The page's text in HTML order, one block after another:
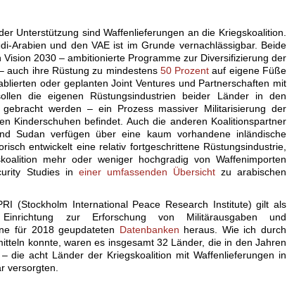
Unterstützung sind Waffenlieferungen an die Kriegskoalition.
Arabien und den VAE ist im Grunde vernachlässigbar. Beide
2030 – ambitionierte Programme zur Diversifizierung der
auch ihre Rüstung zu mindestens 50 Prozent auf eigene Füße
oder geplanten Joint Ventures und Partnerschaften mit
die eigenen Rüstungsindustrien beider Länder in den
werden – ein Prozess massiver Militarisierung der
Kinderschuhen befindet. Auch die anderen Koalitionspartner
Sudan verfügen über eine kaum vorhandene inländische
entwickelt eine relativ fortgeschrittene Rüstungsindustrie,
mehr oder weniger hochgradig von Waffenimporten
Studies in einer umfassenden Übersichtzu arabischen
(Stockholm International Peace Research Institute) gilt als
Einrichtung zur Erforschung von Militärausgaben und
für 2018 geupdateten Datenbanken heraus. Wie ich durch
konnte, waren es insgesamt 32 Länder, die in den Jahren
die acht Länder der Kriegskoalition mit Waffenlieferungen in
versorgten.